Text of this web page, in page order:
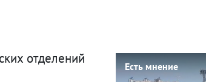
отделений
Есть мнение